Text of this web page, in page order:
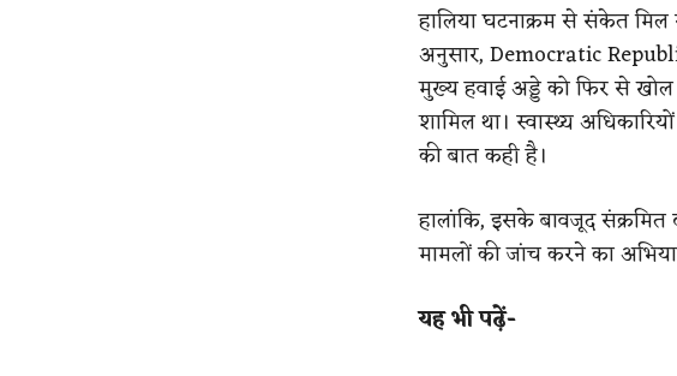
हालिया घटनाक्रम से संकेत
अनुसार, Democratic
मुख्य हवाई अड्डे को फिर से खोल
शामिल था। स्वास्थ्य
की बात कही है।
हालांकि, इसके बावजूद
मामलों की जांच करने का
यह भी पढ़ें-